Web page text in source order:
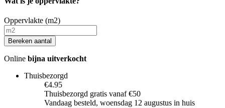
Oppervlakte (m2)
Bereken aantal
Online bijna uitverkocht
Thuisbezorgd
€4.95
Thuisbezorgd gratis vanaf €50
Vandaag besteld, woensdag 12 augustus in huis